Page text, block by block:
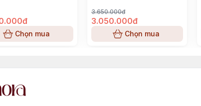
Chọn mua
3.650.000đ
3.050.000đ
Chọn mua